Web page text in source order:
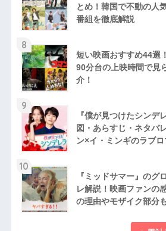
とめ！韓国で不動の人
番組を徹底解説
8
短い映画おすすめ44選
90分台の上映時間で見
介！
9
『僕が見つけたシンデ
図・あらすじ・ネタバ
ン×イ・ミンギのラブロ
10
『ミッドサマー』のグ
レ解説！映画ファンの
の理由やモザイク部分